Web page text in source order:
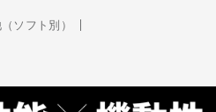
ソフト別）